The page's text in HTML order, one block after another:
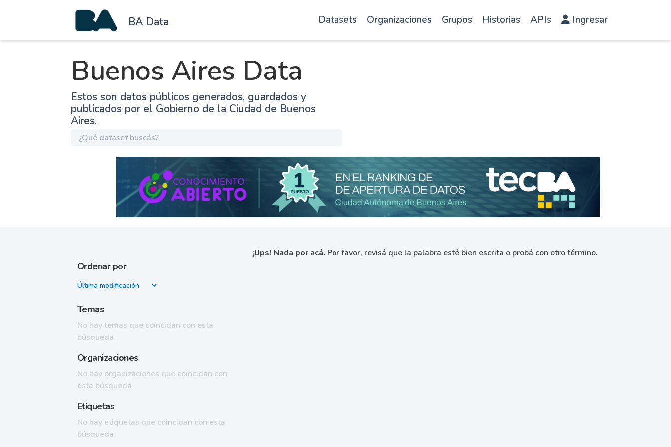
BA Data Datasets Organizaciones Grupos Historias APIs Ingresar
Buenos Aires Data
Estos son datos públicos generados, guardados y
publicados por el Gobierno de la Ciudad de Buenos
Aires.
Ordenar por
Temas
No hay temas que coincidan con esta
búsqueda
Organizaciones
No hay organizaciones que coincidan con
esta búsqueda
Etiquetas
No hay etiquetas que coincidan con esta
búsqueda
¡Ups! Nada por acá. Por favor, revisá que la palabra esté bien escrita o probá con otro término.